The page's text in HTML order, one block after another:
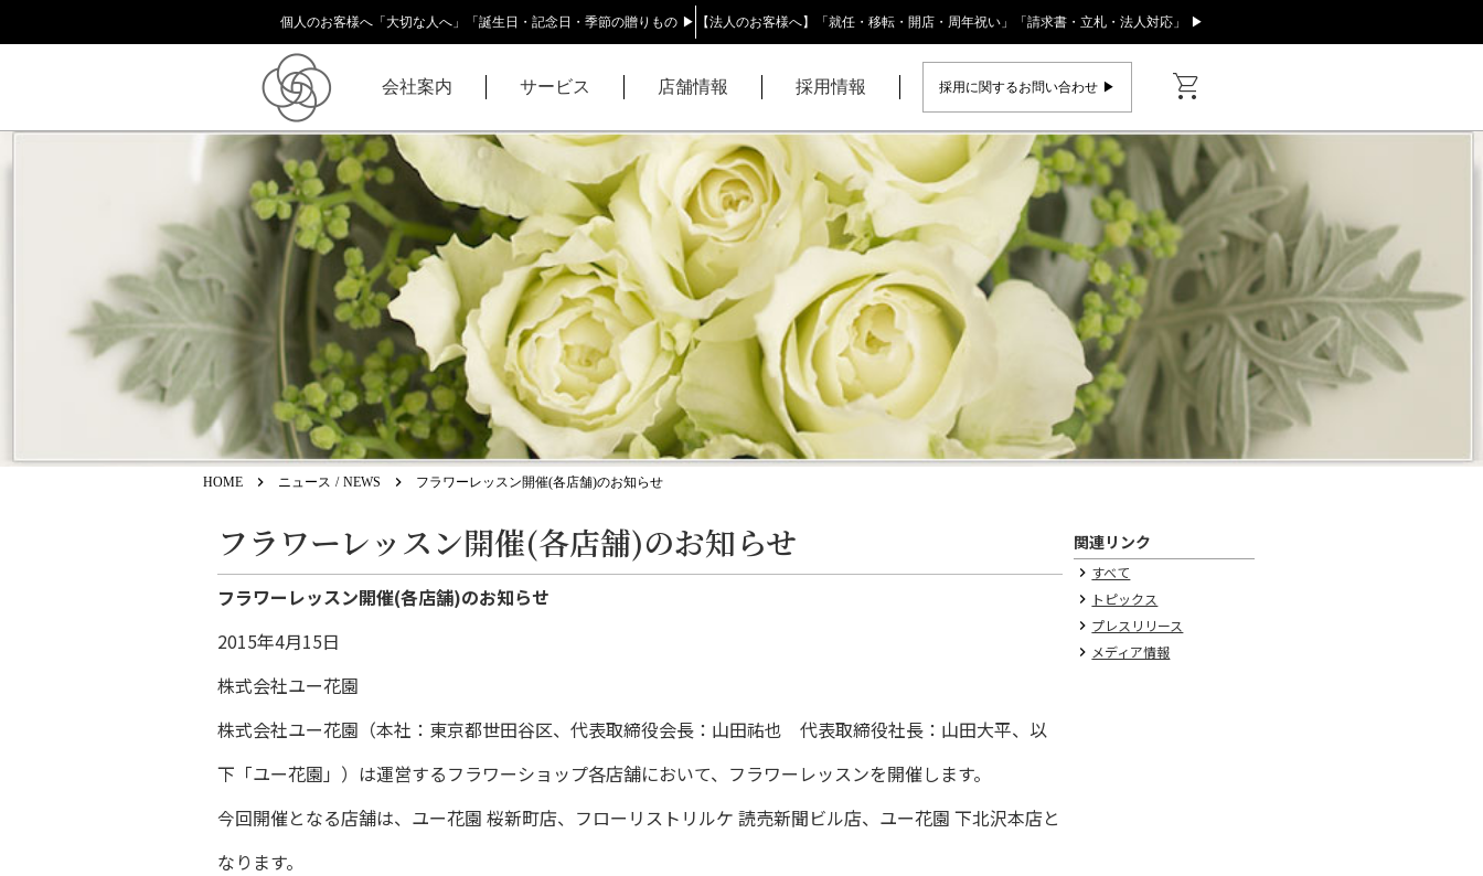
個人のお客様へ「大切な人へ」「誕生日・記念日・季節の贈りもの ▶ 【法人のお客様へ】「就任・移転・開店・周年祝い」「請求書・立札・法人対応」 ▶
会社案内 サービス 店舗情報 採用情報 採用に関するお問い合わせ ▶︎ shopping_cart
HOME keyboard_arrow_right ニュース / NEWS keyboard_arrow_right フラワーレッスン開催(各店舗)のお知らせ
フラワーレッスン開催(各店舗)のお知らせ
フラワーレッスン開催(各店舗)のお知らせ
2015年4月15日
株式会社ユー花園
株式会社ユー花園（本社：東京都世田谷区、代表取締役会長：山田祐也 代表取締役社長：山田大平、以
下「ユー花園」）は運営するフラワーショップ各店舗において、フラワーレッスンを開催します。
今回開催となる店舗は、ユー花園 桜新町店、フローリストリルケ 読売新聞ビル店、ユー花園 下北沢本店と
なります。
関連リンク
keyboard_arrow_right すべて
keyboard_arrow_right トピックス
keyboard_arrow_right プレスリリース
keyboard_arrow_right メディア情報